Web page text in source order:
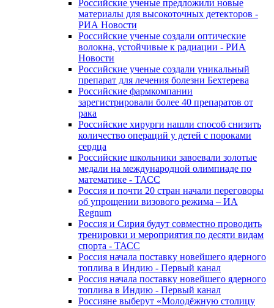
Российские ученые предложили новые
материалы для высокоточных детекторов -
РИА Новости
Российские ученые создали оптические
волокна, устойчивые к радиации - РИА
Новости
Российские ученые создали уникальный
препарат для лечения болезни Бехтерева
Российские фармкомпании
зарегистрировали более 40 препаратов от
рака
Российские хирурги нашли способ снизить
количество операций у детей с пороками
сердца
Российские школьники завоевали золотые
медали на международной олимпиаде по
математике - ТАСС
Россия и почти 20 стран начали переговоры
об упрощении визового режима – ИА
Regnum
Россия и Сирия будут совместно проводить
тренировки и мероприятия по десяти видам
спорта - ТАСС
Россия начала поставку новейшего ядерного
топлива в Индию - Первый канал
Россия начала поставку новейшего ядерного
топлива в Индию - Первый канал
Россияне выберут «Молодёжную столицу